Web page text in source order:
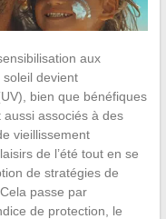
aux
soleil devient
bien que bénéfiques
associés à des
vieillissement
de l’été tout en se
de stratégies de
passe par
de protection, le